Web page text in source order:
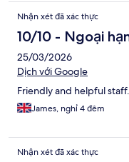
Nhận xét đã xác thực
10/10 - Ngoại
25/03/2026
Dịch với Google
Friendly and helpful
James, nghỉ 4 đêm
Nhận xét đã xác thực